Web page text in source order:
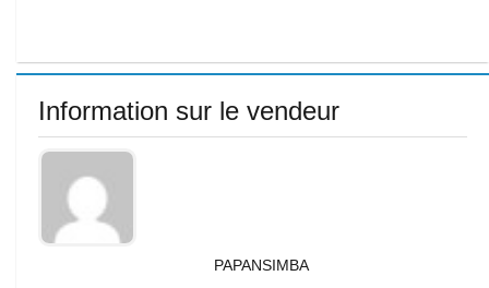
Information sur le vendeur
PAPANSIMBA